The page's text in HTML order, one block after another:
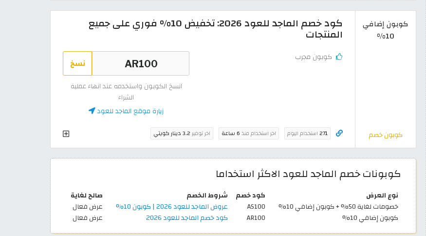
كوبون إضافي
10%
كوبون خصم
كود خصم الماجد للعود 2026: تخفيض 10% فوري على جميع
المنتجات
كوبون مجرب نسخ
انسخ الكوبون واستخدمه عند انهاء عملية
الشراء
زيارة موقع الماجد للعود
271استخدام اليوم اخر استخدام منذ6 ساعة اخر توفير3.2 دينار كويتي
كوبونات خصم الماجد للعود الاكثر استخداما
نوع العرض كود خصم شروط الخصم
صالح لغاية
خصومات لغاية 50% + كوبون إضافي 10%
AS100 عروض الماجد للعود 2026 | كوبون 10%
عرض فعال
كوبون إضافي 10%
AR100 كود خصم الماجد للعود 2026 عرض فعال